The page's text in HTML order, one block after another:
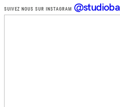
SUIVEZ NOUS SUR INSTAGRAM